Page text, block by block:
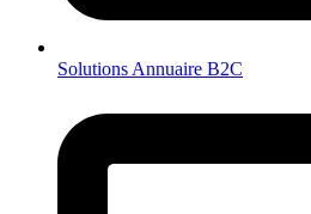
Solutions Annuaire B2C